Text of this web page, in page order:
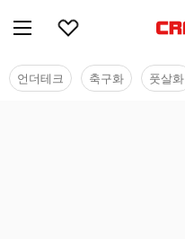
언더테크 축구화 풋살화